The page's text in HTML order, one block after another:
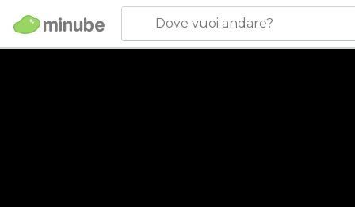
Dove vuoi andare?